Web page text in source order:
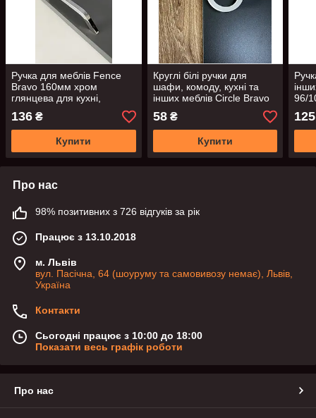
Ручка для меблів Fence
Bravo 160мм хром
глянцева для кухні,
комодів та інших шухляд і
тумб
136 ₴
Купити
Круглі білі ручки для
шафи, комоду, кухні та
інших меблів Circle Bravo
64 мм між гвинтами
58₴
Купити
96/
125
Про нас
98% позитивних з 726 відгуків за рік
Працює з 13.10.2018
м. Львів
вул. Пасічна, 64 (шоуруму та самовивозу немає), Львів,
Україна
Контакти
Сьогодні працює з 10:00 до 18:00
Показати весь графік роботи
Про нас